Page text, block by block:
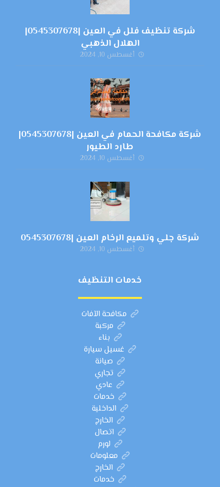
شركة تنظيف فلل في العين |0545307678|
الهلال الذهبي
أغسطس 10, 2024
شركة مكافحة الحمام في العين |0545307678|
طارد الطيور
أغسطس 10, 2024
شركة جلي وتلميع الرخام العين |0545307678
أغسطس 10, 2024
خدمات التنظيف
مكافحة الآفات
مركبة
بناء
غسيل سيارة
صيانة
تجاري
عادي
خدمات
الداخلية
الخارج
اتصال
لورم
معلومات
الخارج
خدمات